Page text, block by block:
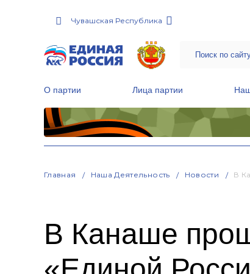
Чувашская Республика
О партии Лица партии
Главная Наша Деятельность Новости В
В Канаше